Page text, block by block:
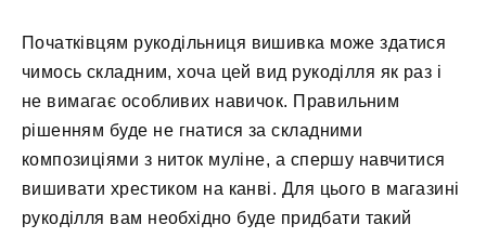
Початківцям рукодільниця вишивка може здатися
чимось складним, хоча цей вид рукоділля як раз і
не вимагає особливих навичок. Правильним
рішенням буде не гнатися за складними
композиціями з ниток муліне, а спершу навчитися
вишивати хрестиком на канві. Для цього в магазині
рукоділля вам необхідно буде придбати такий